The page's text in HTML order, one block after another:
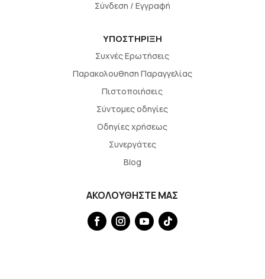
Σύνδεση / Εγγραφή
ΥΠΟΣΤΗΡΙΞΗ
Συχνές Ερωτήσεις
Παρακολουθηση Παραγγελίας
Πιστοποιήσεις
Σύντομες οδηγίες
Οδηγίες χρήσεως
Συνεργάτες
Blog
ΑΚΟΛΟΥΘΗΣΤΕ ΜΑΣ